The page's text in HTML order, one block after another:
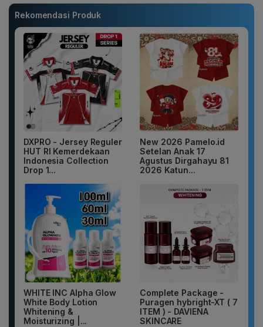
Rekomendasi Produk
DXPRO - Jersey Reguler
HUT RI Kemerdekaan
Indonesia Collection
Drop 1...
New 2026 Pamelo.id
Setelan Anak 17
Agustus Dirgahayu 81
2026 Katun...
WHITE INC Alpha Glow
White Body Lotion
Whitening &
Moisturizing |...
Complete Package -
Puragen hybright-XT ( 7
ITEM ) - DAVIENA
SKINCARE